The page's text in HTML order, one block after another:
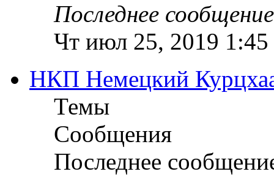
Последнее сообщение
Чт июл 25, 2019 1:45
НКП Немецкий
Темы
Сообщения
Последнее